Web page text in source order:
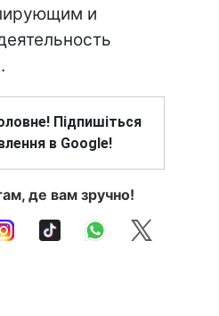
и
Підпишіться
в Google!
де вам зручно!